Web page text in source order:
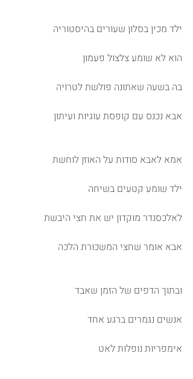
ילד מכין בסלון שעורים בהיסטוריה
הוא לא שומע צלצול פעמון
בה בשעה שאתונה פולשת לטרויה
אבא נכנס עם קופסת עוגיות ועיתון
אמא לאבא סודות על האוזן לוחשת
ילד שומע קטעים בשיחה
לאלכסנדר מוקדון יש את חצי היבשת
אבא אומר שחצי המשכורת הלכה
ובתוך הדפים של הזמן שאבד
אנשים נגמרים ברגע אחד
אימפריות נופלות לאט